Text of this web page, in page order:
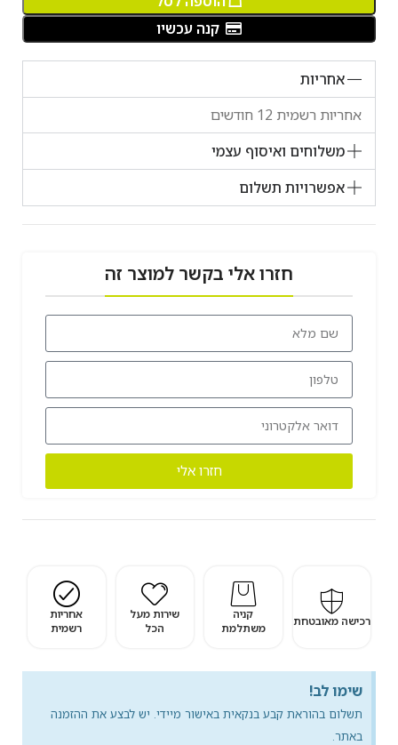
קנה עכשיו
אחריות
אחריות רשמית 12 חודשים
משלוחים ואיסוף עצמי
אפשרויות תשלום
חזרו אלי בקשר למוצר זה
חזרו אלי
רכישה מאובטחת
קניה
משתלמת
שירות מעל
הכל
אחריות
רשמית
שימו לב!
תשלום בהוראת קבע בנקאית באישור מיידי. יש לבצע את ההזמנה
באתר.